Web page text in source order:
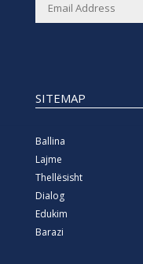
SITEMAP
Ballina
Lajme
Thellësisht
Dialog
Edukim
Barazi